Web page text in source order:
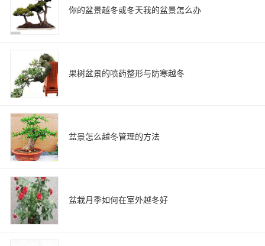
你的盆景越冬或冬天我的盆景怎么办
果树盆景的喷药整形与防寒越冬
盆景怎么越冬管理的方法
盆栽月季如何在室外越冬好